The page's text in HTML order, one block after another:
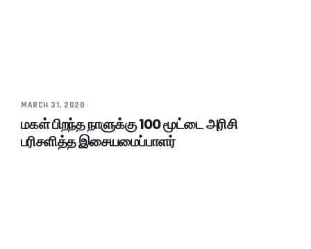
MARCH 31, 2020
மகள் பிறந்த நாளுக்கு 100 மூட்டை அரிசி
பரிசளித்த இசையமைப்பாளர்